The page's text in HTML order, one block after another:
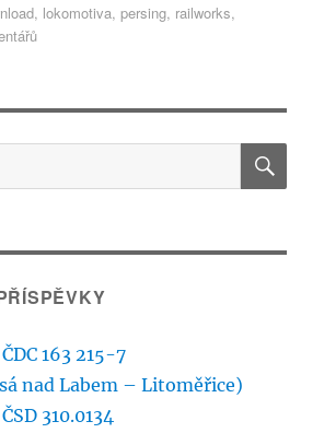
, lokomotiva,persing, railworks,
u
ČDC
215-
163 215-7
nad Labem – Litoměřice)
310.0134